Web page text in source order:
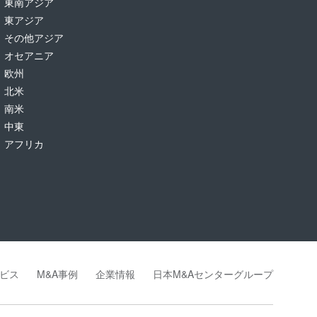
東アジア
その他アジア
オセアニア
欧州
北米
南米
中東
アフリカ
ス M&A事例 企業情報 日本M&Aセンターグループ